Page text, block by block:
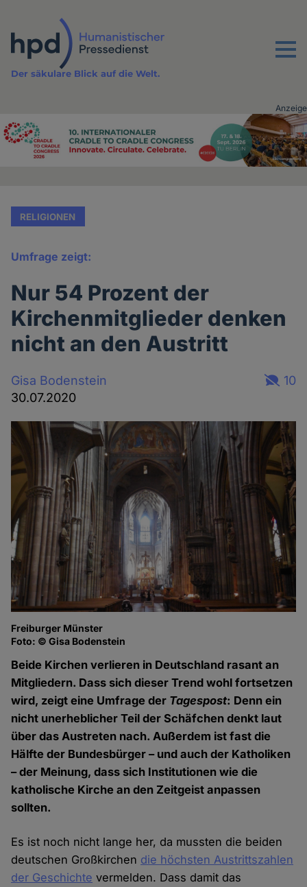
Inhalt
Menu
Der säkulare Blick auf die Welt.
Advertising
Anzeige
RELIGIONEN
Umfrage zeigt:
Nur 54 Prozent der
Kirchenmitglieder denken
nicht an den Austritt
Gisa Bodenstein
30.07.2020
10
Freiburger Münster
Foto: © Gisa Bodenstein
Beide Kirchen verlieren in Deutschland rasant an
Mitgliedern. Dass sich dieser Trend wohl fortsetzen
wird, zeigt eine Umfrage der Tagespost: Denn ein
nicht unerheblicher Teil der Schäfchen denkt laut
über das Austreten nach. Außerdem ist fast die
Hälfte der Bundesbürger – und auch der Katholiken
– der Meinung, dass sich Institutionen wie die
katholische Kirche an den Zeitgeist anpassen
sollten.
Es ist noch nicht lange her, da mussten die beiden
deutschen Großkirchen die höchsten Austrittszahlen
der Geschichte vermelden. Dass damit das